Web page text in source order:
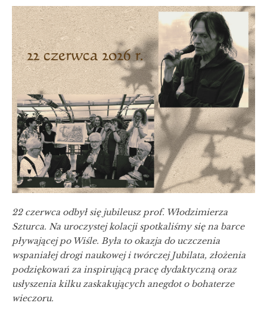
22 czerwca odbył się jubileusz prof. Włodzimierza
Szturca. Na uroczystej kolacji spotkaliśmy się na barce
pływającej po Wiśle. Była to okazja do uczczenia
wspaniałej drogi naukowej i twórczej Jubilata, złożenia
podziękowań za inspirującą pracę dydaktyczną oraz
usłyszenia kilku zaskakujących anegdot o bohaterze
wieczoru.